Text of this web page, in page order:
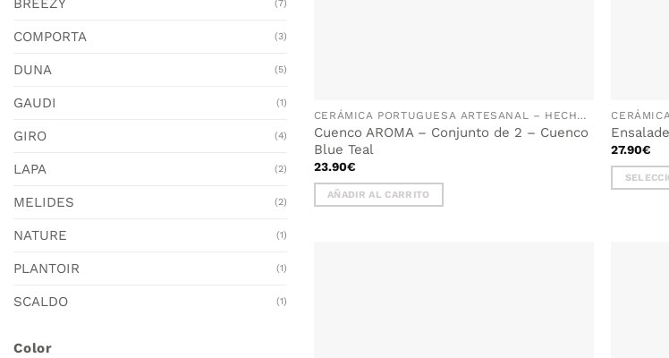
BREEZY (7)
COMPORTA (3)
DUNA (5)
GAUDI (1)
GIRO (4)
LAPA (2)
MELIDES (2)
NATURE (1)
PLANTOIR (1)
SCALDO (1)
Color
CERÁMICA PORTUGUESA ARTESANAL – HECHA A MANO EN PORTUGAL
Cuenco AROMA – Conjunto de 2 – Cuenco
Blue Teal
23.90€
AÑADIR AL CARRITO
27.90€